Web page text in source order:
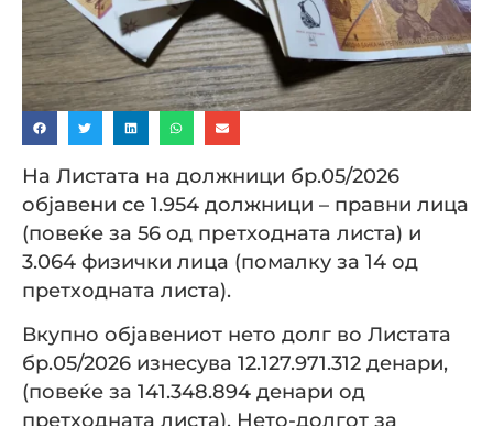
На Листата на должници бр.05/2026
објавени се 1.954 должници – правни лица
(повеќе за 56 од претходната листа) и
3.064 физички лица (помалку за 14 од
претходната листа).
Вкупно објавениот нето долг во Листата
бр.05/2026 изнесува 12.127.971.312 денари,
(повеќе за 141.348.894 денари од
претходната листа). Нето-долгот за